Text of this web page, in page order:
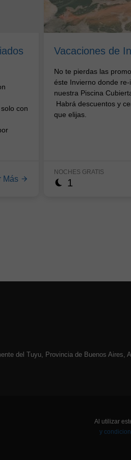
con
Más
Vacaciones de
No te pierdas las
éste Invierno donde
nuestra Piscina
Habrá descuentos y
que elijas.
NOCHES GRATIS
1
del Tuyu, Provincia de Buenos Aires,
Al utilizar
y